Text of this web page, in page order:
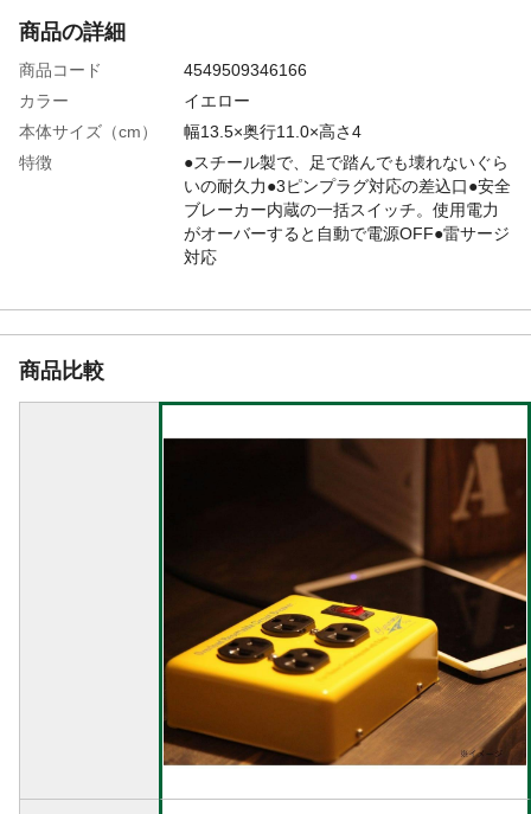
商品の詳細
商品コード
4549509346166
カラー
イエロー
本体サイズ（cm）
幅13.5×奥行11.0×高さ4
特徴
●スチール製で、足で踏んでも壊れないぐら
いの耐久力●3ピンプラグ対応の差込口●安全
ブレーカー内蔵の一括スイッチ。使用電力
がオーバーすると自動で電源OFF●雷サージ
対応
チ●3ピン使用可能●背面に壁掛けフック穴付
き
商品仕様
商品比較